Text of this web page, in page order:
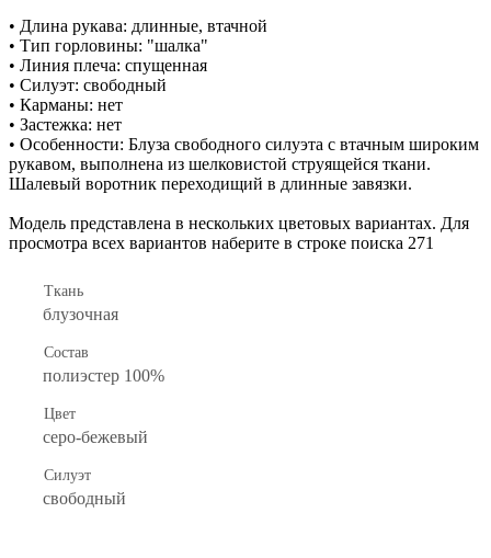
• Длина рукава: длинные, втачной
• Тип горловины: "шалка"
• Линия плеча: спущенная
• Силуэт: свободный
• Карманы: нет
• Застежка: нет
• Особенности: Блуза свободного силуэта с втачным широким
рукавом, выполнена из шелковистой струящейся ткани.
Шалевый воротник переходищий в длинные завязки.
Модель представлена в нескольких цветовых вариантах. Для
просмотра всех вариантов наберите в строке поиска 271
Ткань
блузочная
Состав
полиэстер 100%
Цвет
серо-бежевый
Силуэт
свободный